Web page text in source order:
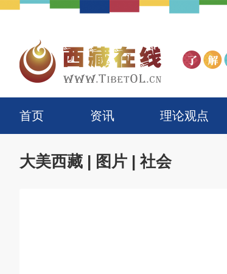
首页 资讯 理论观点
大美西藏 | 图片 | 社会